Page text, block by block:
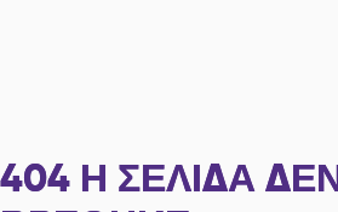
404 Η ΣΕΛΊΔΑ ΔΕΝ